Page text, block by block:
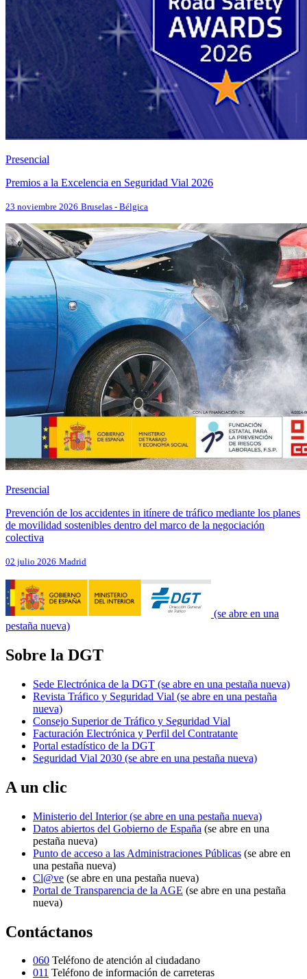
Presencial
Premios a la Excelencia en Seguridad Vial 2026
23 noviembre 2026 Bruselas - Bélgica
Presencial
Prevención de los accidentes in itínere de tráfico mediante los planes
de movilidad sostenibles dentro del marco de la negociación
colectiva
02 julio 2026 Madrid
(se abre en una
pestaña nueva)
Sobre la DGT
Sede Electrónica de la DGT (se abre en una pestaña nueva)
Revista Tráfico y Seguridad Vial (se abre en una pestaña
nueva)
Consejo Superior de Tráfico y Seguridad Vial
Facturación Electrónica y Perfil del Contratante
Portal estadístico de la DGT
Seguridad Vial 2030 (se abre en una pestaña nueva)
A un clic
Ministerio del Interior(se abre en una pestaña nueva)
Datos abiertos del Gobierno de España (se abre en una
pestaña nueva)
Punto de acceso a las Administraciones Públicas (se abre en
una pestaña nueva)
Cl@ve (se abre en una pestaña nueva)
Portal de Transparencia de la AGE (se abre en una pestaña
nueva)
Contáctanos
060 Teléfono de atención al ciudadano
011 Teléfono de información de carreteras